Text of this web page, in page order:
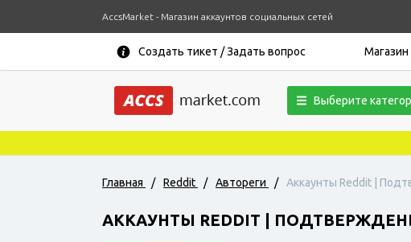
AccsMarket - Магазин аккаунтов социальных сетей
Создать тикет / Задать вопрос Магазин
Выберите
Главная / Reddit / Автореги / Аккаунты Reddit |
АККАУНТЫ REDDIT |